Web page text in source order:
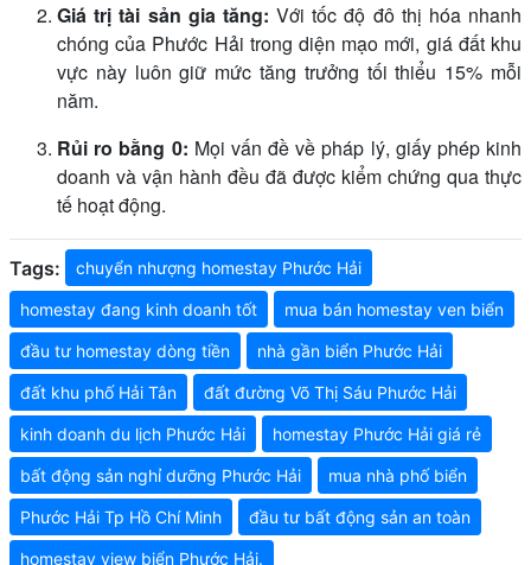
Giá trị tài sản gia tăng: Với tốc độ đô thị hóa nhanh
chóng của Phước Hải trong diện mạo mới, giá đất khu
vực này luôn giữ mức tăng trưởng tối thiểu 15% mỗi
năm.
Rủi ro bằng 0: Mọi vấn đề về pháp lý, giấy phép kinh
doanh và vận hành đều đã được kiểm chứng qua thực
tế hoạt động.
Tags: chuyển nhượng homestay Phước Hải
homestay đang kinh doanh tốt mua bán homestay ven biển
đầu tư homestay dòng tiền nhà gần biển Phước Hải
đất khu phố Hải Tân đất đường Võ Thị Sáu Phước Hải
kinh doanh du lịch Phước Hải homestay Phước Hải giá rẻ
bất động sản nghỉ dưỡng Phước Hải mua nhà phố biển
Phước Hải Tp Hồ Chí Minh đầu tư bất động sản an toàn
homestay view biển Phước Hải.